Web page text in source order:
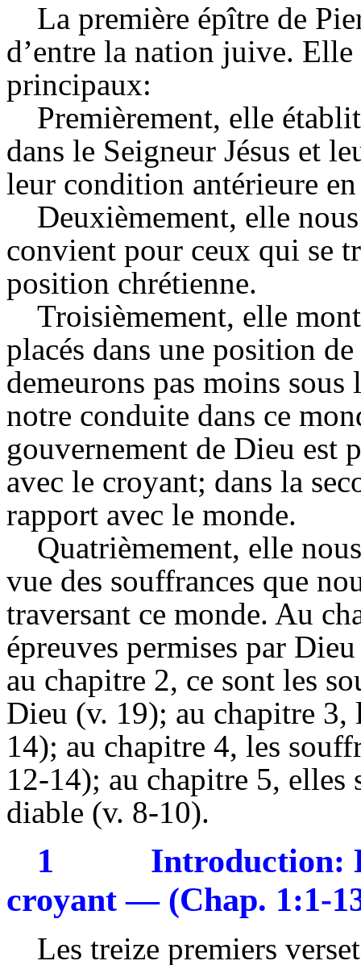
La première épître de
d’entre la nation juive.
principaux:
Premièrement, elle
dans le Seigneur Jésus et
leur condition antérieure
Deuxièmement, elle
convient pour ceux qui se
position chrétienne.
Troisièmement, elle
placés dans une position
demeurons pas moins
notre conduite dans ce
gouvernement de Dieu est
avec le croyant; dans la
rapport avec le monde.
Quatrièmement, elle
vue des souffrances que
traversant ce monde. Au
épreuves permises par
au chapitre 2, ce sont les
Dieu (v. 19); au chapitre 3,
14); au chapitre 4, les
12-14); au chapitre 5, elles
diable (v. 8-10).
1
Introduction:
croyant — (Chap. 1:1-
Les treize premiers